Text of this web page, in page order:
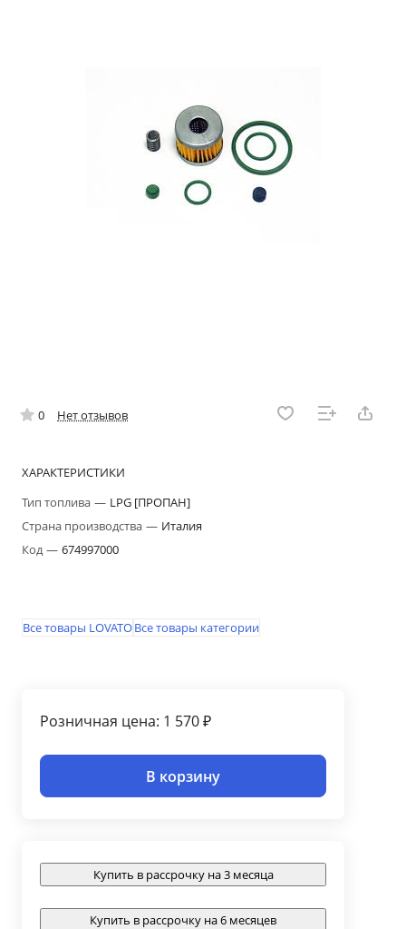
0 Нет отзывов
ХАРАКТЕРИСТИКИ
Тип топлива — LPG [ПРОПАН]
Страна производства — Италия
Код— 674997000
Все товары LOVATOВсе товары категории
Розничная цена: 1 570 ₽
В корзину
Купить в рассрочку на 3 месяца
Купить в рассрочку на 6 месяцев